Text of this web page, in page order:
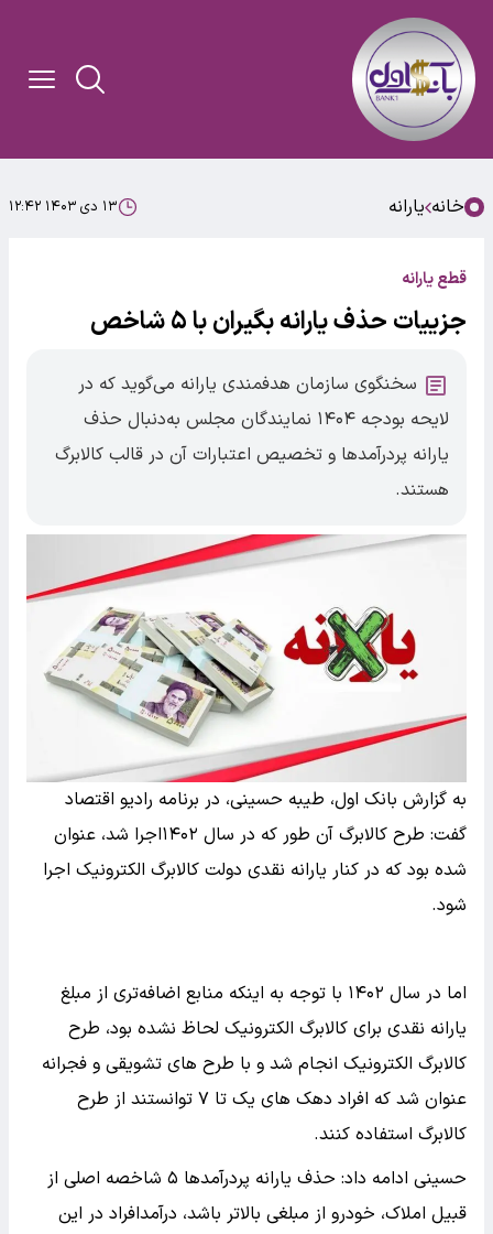
خانه یارانه ۱۳ دی ۱۴۰۳ ۱۲:۴۲
قطع یارانه
جزییات حذف یارانه‌ بگیران با ۵ شاخص
سخنگوی سازمان هدفمندی یارانه می‌گوید که در
لایحه بودجه ۱۴۰۴ نمایندگان مجلس به‌دنبال حذف
یارانه پردرآمدها و تخصیص اعتبارات آن در قالب کالابرگ
هستند.
به گزارش بانک اول، طیبه حسینی، در برنامه رادیو اقتصاد
گفت: طرح کالابرگ آن طور که در سال ۱۴۰۲اجرا شد، عنوان
شده بود که در کنار یارانه نقدی دولت کالابرگ الکترونیک اجرا
شود.
اما در سال ۱۴۰۲ با توجه به اینکه منابع اضافه‌تری از مبلغ
یارانه نقدی برای کالابرگ الکترونیک لحاظ نشده بود، طرح
کالابرگ الکترونیک انجام شد و با طرح های تشویقی و فجرانه
عنوان شد که افراد دهک های یک تا ۷ توانستند از طرح
کالابرگ استفاده کنند.
حسینی ادامه داد: حذف یارانه پردرآمدها ۵ شاخصه اصلی از
قبیل املاک، خودرو از مبلغی بالاتر باشد، درآمدافراد در این